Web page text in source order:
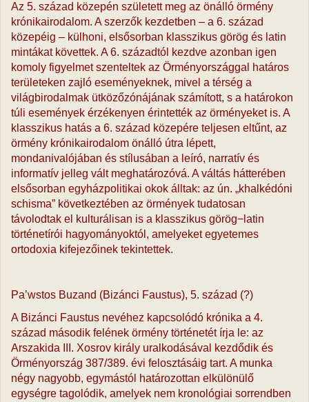
Az 5. század közepén született meg az önálló örmény
krónikairodalom. A szerzők kezdetben – a 6. század
közepéig – külhoni, elsősorban klasszikus görög és latin
mintákat követtek. A 6. századtól kezdve azonban igen
komoly figyelmet szenteltek az Örményországgal határos
területeken zajló eseményeknek, mivel a térség a
világbirodalmak ütközőzónájának számított, s a határokon
túli események érzékenyen érintették az örményeket is. A
klasszikus hatás a 6. század közepére teljesen eltűnt, az
örmény krónikairodalom önálló útra lépett,
mondanivalójában és stílusában a leíró, narratív és
informatív jelleg vált meghatározóvá. A váltás hátterében
elsősorban egyházpolitikai okok álltak: az ún. „khalkédóni
schisma” következtében az örmények tudatosan
távolodtak el kulturálisan is a klasszikus görög−latin
történetírói hagyományoktól, amelyeket egyetemes
ortodoxia kifejezőinek tekintettek.
Pa’wstos Buzand (Bizánci Faustus), 5. század (?)
A Bizánci Faustus nevéhez kapcsolódó krónika a 4.
század második felének örmény történetét írja le: az
Arszakida III. Xosrov király uralkodásával kezdődik és
Örményország 387/389. évi felosztásáig tart. A munka
négy nagyobb, egymástól határozottan elkülönülő
egységre tagolódik, amelyek nem kronológiai sorrendben